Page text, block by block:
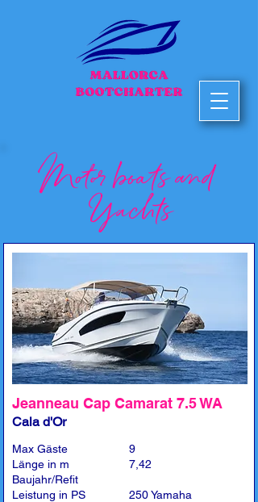
Motor boats and
Yachts
Jeanneau Cap Camarat 7.5 WA
Cala d'Or
Max Gäste
Länge in m
Baujahr/Refit
Leistung in PS
9
7,42
250 Yamaha